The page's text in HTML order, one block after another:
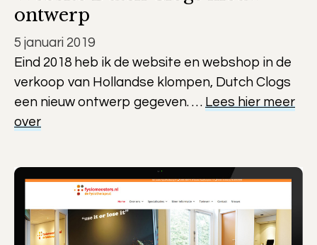
ontwerp
5 januari 2019
Eind 2018 heb ik de website en webshop in de
verkoop van Hollandse klompen, Dutch Clogs
een nieuw ontwerp gegeven. … Lees hier meer
over